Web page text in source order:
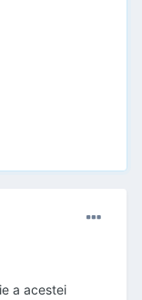
a acestei